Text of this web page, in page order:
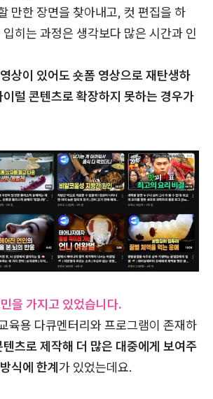
만한 장면을 찾아내고, 컷 편집을 하
히는 과정은 생각보다 많은 시간과 인
상이 있어도 숏폼 영상으로 재탄생하
럴 콘텐츠로 확장하지 못하는 경우가
을 가지고 있었습니다.
육용 다큐멘터리와 프로그램이 존재하
텐츠로 제작해 더 많은 대중에게 보여주
식에 한계가 있었는데요.